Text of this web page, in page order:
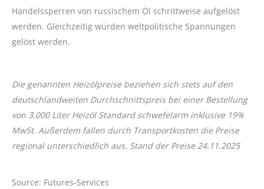
Handelssperren von russischem Öl schrittweise aufgelöst
werden. Gleichzeitig würden weltpolitische Spannungen
gelöst werden.
Die genannten Heizölpreise beziehen sich stets auf den
deutschlandweiten Durchschnittspreis bei einer Bestellung
von 3.000 Liter Heizöl Standard schwefelarm inklusive 19%
MwSt. Außerdem fallen durch Transportkosten die Preise
regional unterschiedlich aus. Stand der Preise 24.11.2025
Source: Futures-Services